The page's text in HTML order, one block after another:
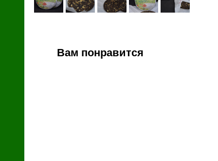
Вам понравится